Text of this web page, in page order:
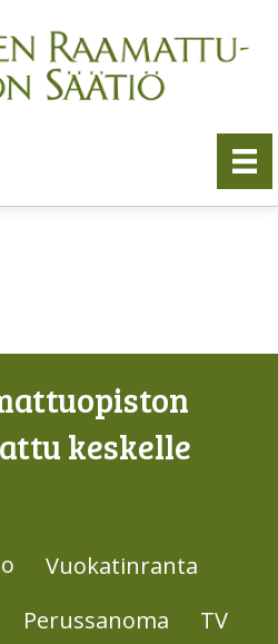
keskelle
Vuokatinranta
Perussanoma
TV